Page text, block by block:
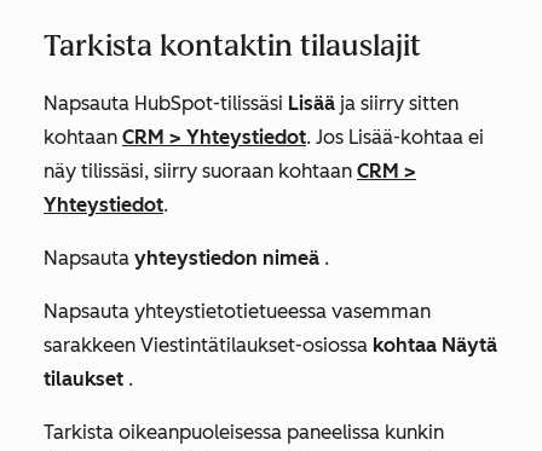
Tarkista kontaktin tilauslajit
Napsauta HubSpot-tilissäsi Lisää ja siirry sitten
kohtaan CRM > Yhteystiedot. Jos Lisää-kohtaa ei
näy tilissäsi, siirry suoraan kohtaan CRM >
Yhteystiedot.
Napsauta yhteystiedon nimeä .
Napsauta yhteystietotietueessa vasemman
sarakkeen Viestintätilaukset-osiossa kohtaa Näytä
tilaukset .
Tarkista oikeanpuoleisessa paneelissa kunkin